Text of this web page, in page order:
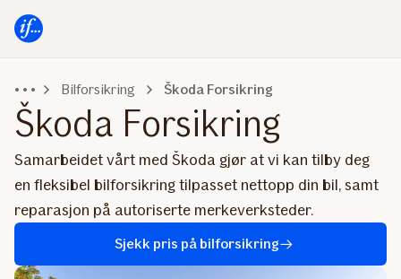
innhold
Bilforsikring Škoda Forsikring
Škoda Forsikring
Samarbeidet vårt med Škoda gjør at vi kan tilby deg
en fleksibel bilforsikring tilpasset nettopp din bil, samt
reparasjon på autoriserte merkeverksteder.
Sjekk pris på bilforsikring